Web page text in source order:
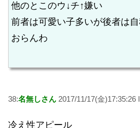
他のとこのウ↓チ↑嫌い
前者は可愛い子多いが後者は
おらんわ
38:名無しさん 2017/11/17(金)17:35:26
冷え性アピール